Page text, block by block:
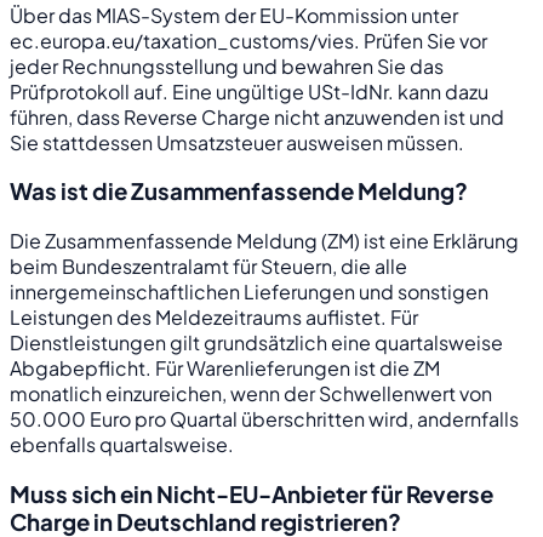
Über das MIAS-System der EU-Kommission unter
ec.europa.eu/taxation_customs/vies. Prüfen Sie vor
jeder Rechnungsstellung und bewahren Sie das
Prüfprotokoll auf. Eine ungültige USt-IdNr. kann dazu
führen, dass Reverse Charge nicht anzuwenden ist und
Sie stattdessen Umsatzsteuer ausweisen müssen.
Was ist die Zusammenfassende Meldung?
Die Zusammenfassende Meldung (ZM) ist eine Erklärung
beim Bundeszentralamt für Steuern, die alle
innergemeinschaftlichen Lieferungen und sonstigen
Leistungen des Meldezeitraums auflistet. Für
Dienstleistungen gilt grundsätzlich eine quartalsweise
Abgabepflicht. Für Warenlieferungen ist die ZM
monatlich einzureichen, wenn der Schwellenwert von
50.000 Euro pro Quartal überschritten wird, andernfalls
ebenfalls quartalsweise.
Muss sich ein Nicht-EU-Anbieter für Reverse
Charge in Deutschland registrieren?